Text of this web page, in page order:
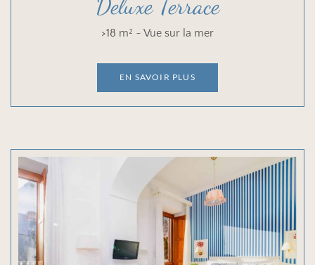
Deluxe Terrace
>18 m² ~ Vue sur la mer
EN SAVOIR PLUS